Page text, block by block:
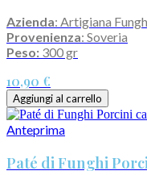
Azienda: Artigiana
Provenienza: Soveria
Peso: 300 gr
10,90 €
Aggiungi al carrello
Anteprima
Paté di Funghi